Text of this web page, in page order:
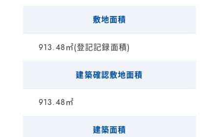
敷地面積
913.48㎡(登記記録面積)
建築確認敷地面積
913.48㎡
建築面積